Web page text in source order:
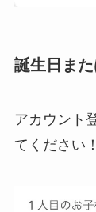
誕生日ま
アカウント
てください